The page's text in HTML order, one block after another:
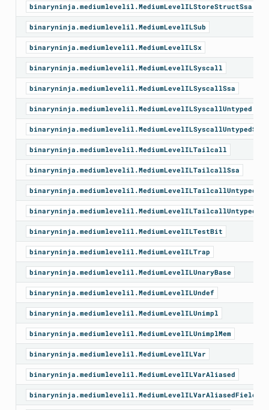
binaryninja.mediumlevelil.MediumLevelILStoreStructSsa
binaryninja.mediumlevelil.MediumLevelILSub
binaryninja.mediumlevelil.MediumLevelILSx
binaryninja.mediumlevelil.MediumLevelILSyscall
binaryninja.mediumlevelil.MediumLevelILSyscallSsa
binaryninja.mediumlevelil.MediumLevelILSyscallUntyped
binaryninja.mediumlevelil.MediumLevelILSyscallUntypedSsa
binaryninja.mediumlevelil.MediumLevelILTailcall
binaryninja.mediumlevelil.MediumLevelILTailcallSsa
binaryninja.mediumlevelil.MediumLevelILTailcallUntyped
binaryninja.mediumlevelil.MediumLevelILTailcallUntypedSsa
binaryninja.mediumlevelil.MediumLevelILTestBit
binaryninja.mediumlevelil.MediumLevelILTrap
binaryninja.mediumlevelil.MediumLevelILUnaryBase
binaryninja.mediumlevelil.MediumLevelILUndef
binaryninja.mediumlevelil.MediumLevelILUnimpl
binaryninja.mediumlevelil.MediumLevelILUnimplMem
binaryninja.mediumlevelil.MediumLevelILVar
binaryninja.mediumlevelil.MediumLevelILVarAliased
binaryninja.mediumlevelil.MediumLevelILVarAliasedField